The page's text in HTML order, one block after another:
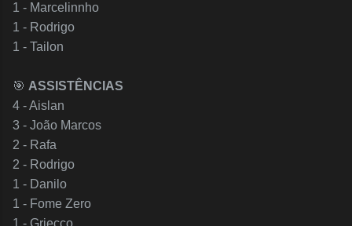
1 - Marcelinnho
1 - Rodrigo
1 - Tailon
🎯 ASSISTÊNCIAS
4 - Aislan
3 - João Marcos
2 - Rafa
2 - Rodrigo
1 - Danilo
1 - Fome Zero
1 - Griecco